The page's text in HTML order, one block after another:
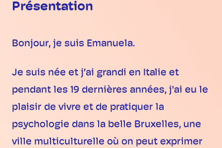
Présentation
Bonjour, je suis Emanuela.
Je suis née et j’ai grandi en Italie et
pendant les 19 dernières années, j'ai eu le
plaisir de vivre et de pratiquer la
psychologie dans la belle Bruxelles, une
ville multiculturelle où on peut exprimer